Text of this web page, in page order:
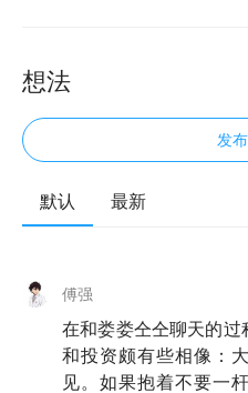
欢迎来到知行小酒馆，我
之前，我和我司伙伴傅强
行的 21 张信用卡，还用
卡，震惊之余，我感到非
想法
发
默认 最新
傅强
在和娄娄仝仝聊天的过
和投资颇有些相像：
见。如果抱着不要一